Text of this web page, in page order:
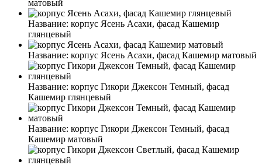
матовый
Название: корпус Ясень Асахи, фасад Кашемир
глянцевый
Название: корпус Ясень Асахи, фасад Кашемир матовый
Название: корпус Гикори Джексон Темный, фасад
Кашемир глянцевый
Название: корпус Гикори Джексон Темный, фасад
Кашемир матовый